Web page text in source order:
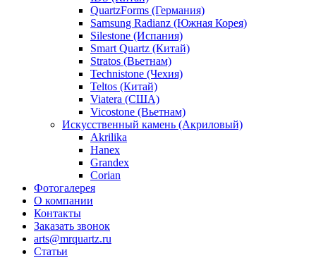
QuartzForms (Германия)
Samsung Radianz (Южная Корея)
Silestone (Испания)
Smart Quartz (Китай)
Stratos (Вьетнам)
Technistone (Чехия)
Teltos (Китай)
Viatera (США)
Vicostone (Вьетнам)
Искусственный камень (Акриловый)
Akrilika
Hanex
Grandex
Corian
Фотогалерея
О компании
Контакты
Заказать звонок
arts@mrquartz.ru
Статьи